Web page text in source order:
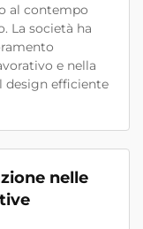
al contempo
La società ha
e nella
design efficiente
nelle